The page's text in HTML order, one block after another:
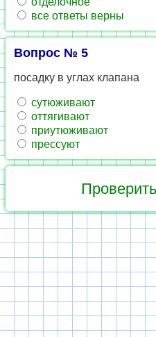
все ответы верны
Вопрос № 5
посадку в углах клапана
сутюживают
оттягивают
приутюживают
прессуют